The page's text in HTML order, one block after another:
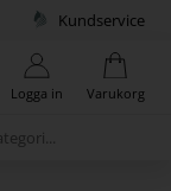
Kundservice
Logga in Varukorg